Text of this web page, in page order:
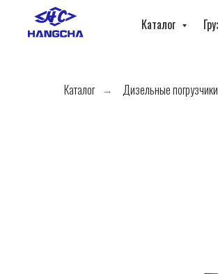
Каталог
Каталог → Дизельные погрузчики